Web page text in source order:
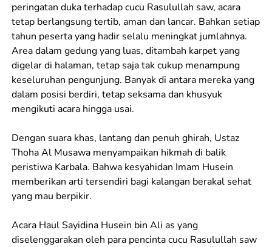
peringatan duka terhadap cucu Rasulullah saw, acara
tetap berlangsung tertib, aman dan lancar. Bahkan setiap
tahun peserta yang hadir selalu meningkat jumlahnya.
Area dalam gedung yang luas, ditambah karpet yang
digelar di halaman, tetap saja tak cukup menampung
keseluruhan pengunjung. Banyak di antara mereka yang
dalam posisi berdiri, tetap seksama dan khusyuk
mengikuti acara hingga usai.
Dengan suara khas, lantang dan penuh ghirah, Ustaz
Thoha Al Musawa menyampaikan hikmah di balik
peristiwa Karbala. Bahwa kesyahidan Imam Husein
memberikan arti tersendiri bagi kalangan berakal sehat
yang mau berpikir.
Acara Haul Sayidina Husein bin Ali as yang
diselenggarakan oleh para pencinta cucu Rasulullah saw